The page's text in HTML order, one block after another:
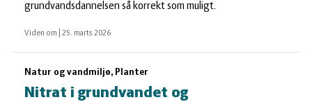
grundvandsdannelsen så korrekt som muligt.
Viden om 25. marts 2026
Natur og vandmiljø, Planter
Nitrat i grundvandet og